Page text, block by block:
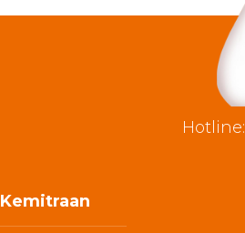
Hotline:
Kemitraan